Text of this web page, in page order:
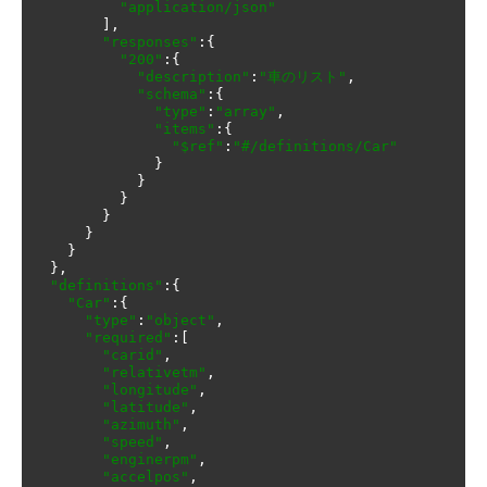
"application/json"
],
"responses" :{
"200" :{
"description" : "車のリスト" ,
"schema" :{
"type" : "array" ,
"items" :{
"$ref" : "#/definitions/Car"
}
}
}
}
}
}
},
"definitions" :{
"Car" :{
"type" : "object" ,
"required" :[
"carid" ,
"relativetm" ,
"longitude" ,
"latitude" ,
"azimuth" ,
"speed" ,
"enginerpm" ,
"accelpos" ,